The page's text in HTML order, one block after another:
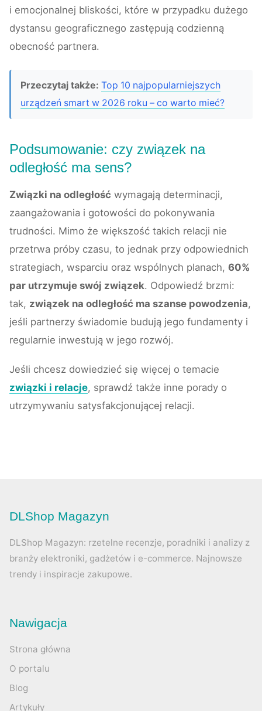
i emocjonalnej bliskości, które w przypadku dużego
dystansu geograficznego zastępują codzienną
obecność partnera.
Przeczytaj także: Top 10 najpopularniejszych
urządzeń smart w 2026 roku – co warto mieć?
Podsumowanie: czy związek na
odległość ma sens?
Związki na odległość wymagają determinacji,
zaangażowania i gotowości do pokonywania
trudności. Mimo że większość takich relacji nie
przetrwa próby czasu, to jednak przy odpowiednich
strategiach, wsparciu oraz wspólnych planach, 60%
par utrzymuje swój związek. Odpowiedź brzmi:
tak, związek na odległość ma szanse powodzenia,
jeśli partnerzy świadomie budują jego fundamenty i
regularnie inwestują w jego rozwój.
Jeśli chcesz dowiedzieć się więcej o temacie
związki i relacje, sprawdź także inne porady o
utrzymywaniu satysfakcjonującej relacji.
DLShop Magazyn
DLShop Magazyn: rzetelne recenzje, poradniki i analizy z
branży elektroniki, gadżetów i e-commerce. Najnowsze
trendy i inspiracje zakupowe.
Nawigacja
Strona główna
O portalu
Blog
Artykuły